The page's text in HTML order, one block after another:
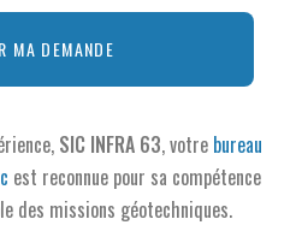
MA DEMANDE
SIC INFRA 63, votre bureau
est reconnue pour sa compétence
des missions géotechniques.